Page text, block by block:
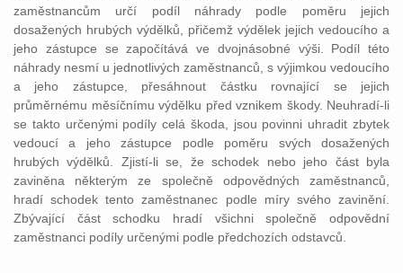
zaměstnancům určí podíl náhrady podle poměru jejich
dosažených hrubých výdělků, přičemž výdělek jejich vedoucího a
jeho zástupce se započítává ve dvojnásobné výši. Podíl této
náhrady nesmí u jednotlivých zaměstnanců, s výjimkou vedoucího
a jeho zástupce, přesáhnout částku rovnající se jejich
průměrnému měsíčnímu výdělku před vznikem škody. Neuhradí-li
se takto určenými podíly celá škoda, jsou povinni uhradit zbytek
vedoucí a jeho zástupce podle poměru svých dosažených
hrubých výdělků. Zjistí-li se, že schodek nebo jeho část byla
zaviněna některým ze společně odpovědných zaměstnanců,
hradí schodek tento zaměstnanec podle míry svého zavinění.
Zbývající část schodku hradí všichni společně odpovědní
zaměstnanci podíly určenými podle předchozích odstavců.